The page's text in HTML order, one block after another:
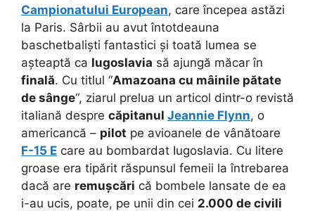
Campionatului European, care începea astăzi
la Paris. Sârbii au avut întotdeauna
baschetbaliști fantastici și toată lumea se
așteaptă ca Iugoslavia să ajungă măcar în
finală. Cu titlul “Amazoana cu mâinile pătate
de sânge“, ziarul prelua un articol dintr-o revistă
italiană despre căpitanul Jeannie Flynn, o
americancă – pilot pe avioanele de vânătoare
F-15 E care au bombardat Iugoslavia. Cu litere
groase era tipărit răspunsul femeii la întrebarea
dacă are remușcări că bombele lansate de ea
i-au ucis, poate, pe unii din cei 2.000 de civili